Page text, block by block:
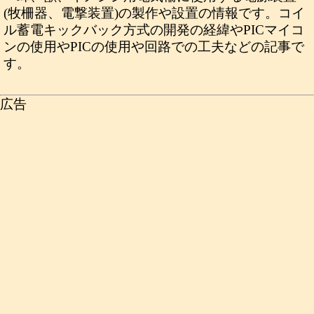
(牧柵器、電撃装置)の製作や設置の情報です。コイ
ル蓄電キックバック方式の開発の経緯やPICマイコ
ンの使用やPICの使用や回路での工夫などの記事で
す。
広告